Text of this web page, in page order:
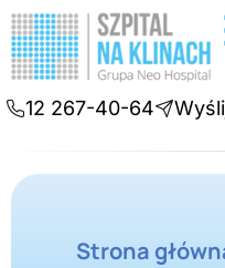
12 267-40-64
Strona